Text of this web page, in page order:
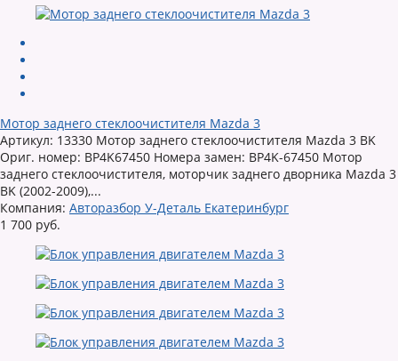
Мотор заднего стеклоочистителя Mazda 3
Артикул: 13330 Мотор заднего стеклоочистителя Mazda 3 BK
Ориг. номер: BP4K67450 Номера замен: BP4K-67450 Мотор
заднего стеклоочистителя, моторчик заднего дворника Mazda 3
BK (2002-2009),...
Компания: Авторазбор У-Деталь Екатеринбург
1 700 руб.